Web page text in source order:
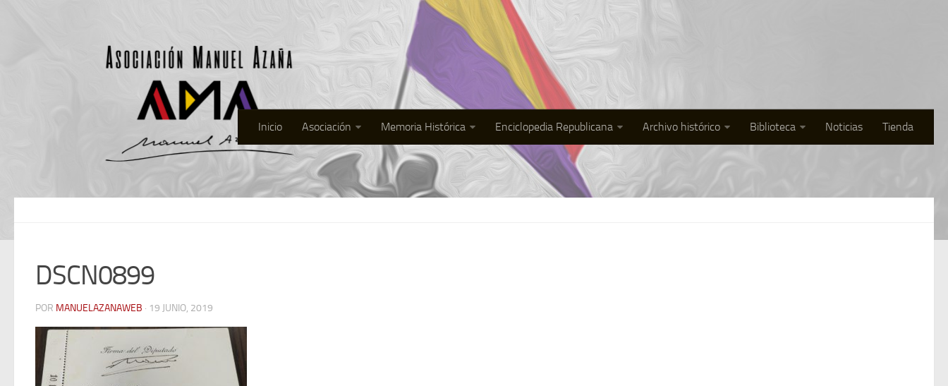
Inicio Asociación Memoria Histórica Enciclopedia Republicana Archivo histórico Biblioteca Noticias Tienda
DSCN0899
POR MANUELAZANAWEB · 19 JUNIO, 2019